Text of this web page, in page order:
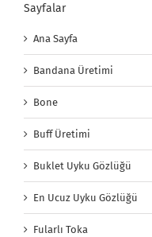
Sayfalar
Ana Sayfa
Bandana Üretimi
Bone
Buff Üretimi
Buklet Uyku Gözlüğü
En Ucuz Uyku Gözlüğü
Fularlı Toka